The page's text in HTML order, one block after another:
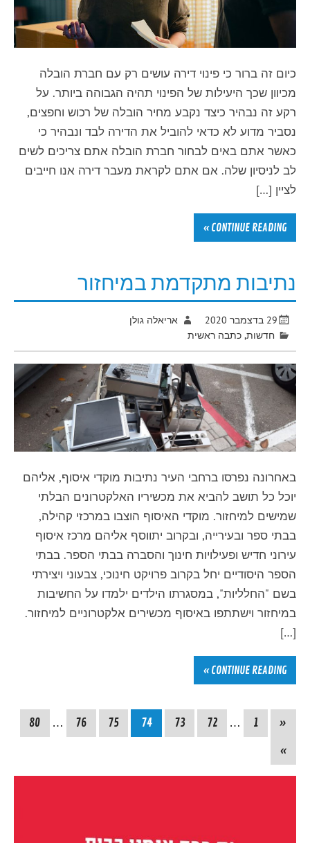
כיום זה ברור כי פינוי דירה עושים רק עם חברת הובלה
מכיוון שכך היעילות של הפינוי תהיה הגבוהה ביותר. על
רקע זה נבהיר כיצד נקבע מחיר הובלה של רכוש וחפצים,
נסביר מדוע לא כדאי להוביל את הדירה לבד ונבהיר כי
כאשר אתם באים לבחור חברת הובלה אתם צריכים לשים
לב לניסיון שלה. אם אתם לקראת מעבר דירה אנו חייבים
לציין […]
CONTINUE READING »
נתיבות מתקדמת במיחזור
29 בדצמבר 2020
אריאלה גולן
חדשות,כתבה ראשית
באחרונה נפרסו ברחבי העיר נתיבות מוקדי איסוף, אליהם
יוכל כל תושב להביא את מכשיריו האלקטרונים הבלתי
שמישים למיחזור. מוקדי האיסוף הוצבו במרכזי קהילה,
בבתי ספר ובעירייה, ובקרוב יתווסף אליהם מרכז איסוף
עירוני חדיש ופעילויות חינוך והסברה בבתי הספר. בבתי
הספר היסודיים יחל בקרוב פרויקט חינוכי, צבעוני ויצירתי
בשם "החלליות", במסגרתו הילדים ילמדו על החשיבות
במיחזור וישתתפו באיסוף מכשירים אלקטרוניים למיחזור.
[…]
CONTINUE READING »
«
1
…
72
73
74
75
76
…
80
»